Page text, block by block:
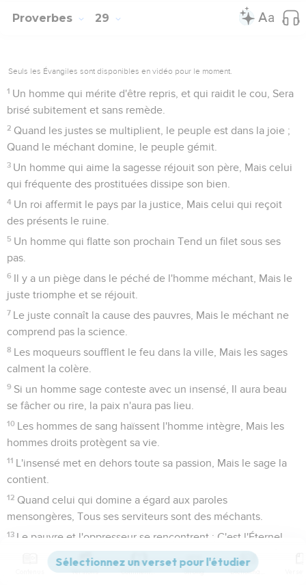
Proverbes 29
Seuls les Évangiles sont disponibles en vidéo pour le moment.
1 Un homme qui mérite d'être repris, et qui raidit le cou, Sera
brisé subitement et sans remède.
2 Quand les justes se multiplient, le peuple est dans la joie ;
Quand le méchant domine, le peuple gémit.
3 Un homme qui aime la sagesse réjouit son père, Mais celui
qui fréquente des prostituées dissipe son bien.
4 Un roi affermit le pays par la justice, Mais celui qui reçoit
des présents le ruine.
5 Un homme qui flatte son prochain Tend un filet sous ses
pas.
6 Il y a un piège dans le péché de l'homme méchant, Mais le
juste triomphe et se réjouit.
7 Le juste connaît la cause des pauvres, Mais le méchant ne
comprend pas la science.
8 Les moqueurs soufflent le feu dans la ville, Mais les sages
calment la colère.
9 Si un homme sage conteste avec un insensé, Il aura beau
se fâcher ou rire, la paix n'aura pas lieu.
10 Les hommes de sang haïssent l'homme intègre, Mais les
hommes droits protègent sa vie.
11 L'insensé met en dehors toute sa passion, Mais le sage la
contient.
12 Quand celui qui domine a égard aux paroles
mensongères, Tous ses serviteurs sont des méchants.
13 Le pauvre et l'oppresseur se rencontrent ; C'est l'Éternel
qui éclaire les yeux de l'un et de l'autre.
Un roi qui juge fidèlement les pauvres Aura son trône
Versions Commentaires Strong